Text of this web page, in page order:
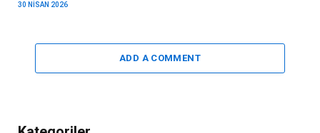
30 NISAN 2026
ADD A COMMENT